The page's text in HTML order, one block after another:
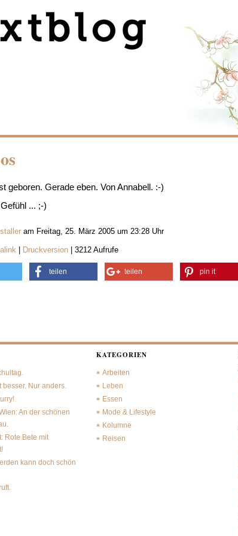
geboren. Gerade eben. Von Annabell. :-)
... ;-)
am Freitag, 25. März 2005 um 23:28 Uhr
| Druckversion| 3212 Aufrufe
teilen teilen pin it
besser. Nur anders.
An der schönen
Rote Bete mit
kann doch schön
KATEGORIEN
Arbeiten
Leben
Essen
Mode & Lifestyle
Kolumne
Reisen